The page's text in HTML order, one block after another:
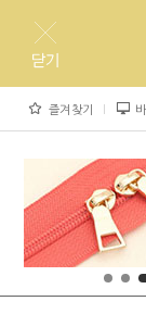
즐겨찾기